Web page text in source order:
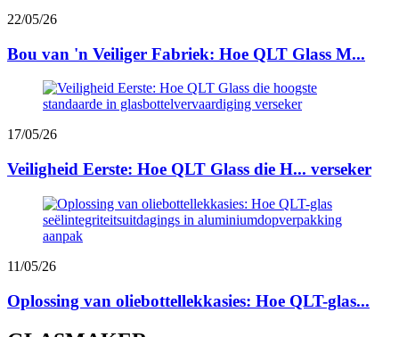
22/05/26
Bou van 'n Veiliger Fabriek: Hoe QLT Glass M...
17/05/26
Veiligheid Eerste: Hoe QLT Glass die H... verseker
11/05/26
Oplossing van oliebottellekkasies: Hoe QLT-glas...